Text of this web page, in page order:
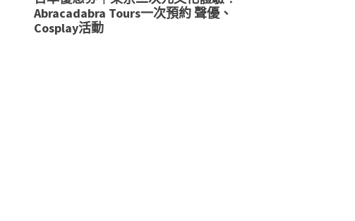
Abracadabra Tours一次預約 聲優、
Cosplay活動